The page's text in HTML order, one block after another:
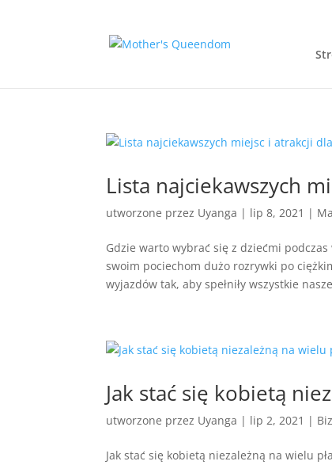
Lista najciekawszych
utworzone przez Uyanga | lip 8, 2021 |
Gdzie warto wybrać się z dziećmi
swoim pociechom dużo rozrywki po
wyjazdów tak, aby spełniły wszystkie
Jak stać się kobietą
utworzone przez Uyanga | lip 2, 2021 |
Jak stać się kobietą niezależną na wielu